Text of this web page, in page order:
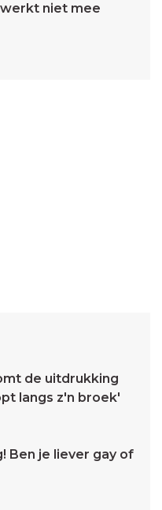
niet mee
de uitdrukking
langs z'n broek'
Ben je liever gay of